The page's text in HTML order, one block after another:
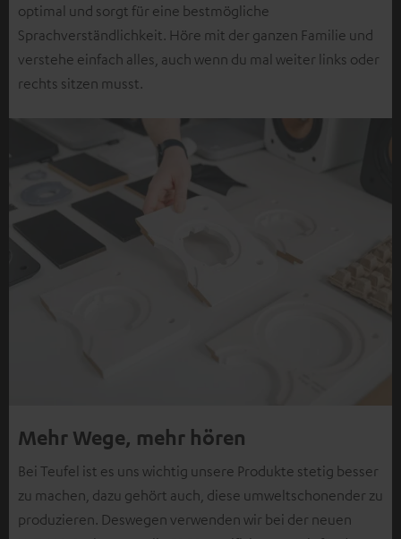
optimal und sorgt für eine bestmögliche
Sprachverständlichkeit. Höre mit der ganzen Familie und
verstehe einfach alles, auch wenn du mal weiter links oder
rechts sitzen musst.
Mehr Wege, mehr hören
Bei Teufel ist es uns wichtig unsere Produkte stetig besser
zu machen, dazu gehört auch, diese umweltschonender zu
produzieren. Deswegen verwenden wir bei der neuen